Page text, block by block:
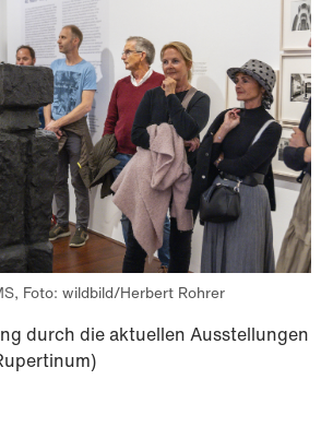
Foto: wildbild/Herbert Rohrer
durch die aktuellen Ausstellungen